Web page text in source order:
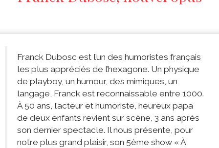
Franck Dubosc est l’un des humoristes français
les plus appréciés de l’hexagone. Un physique
de playboy, un humour, des mimiques, un
langage, Franck est reconnaissable entre 1000.
À 50 ans, l’acteur et humoriste, heureux papa
de deux enfants revient sur scène, 3 ans après
son dernier spectacle. Il nous présente, pour
notre plus grand plaisir, son 5ème show « À